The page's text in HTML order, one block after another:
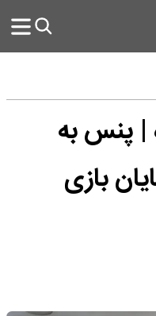
۶۰ روزه | پنس به
بازی